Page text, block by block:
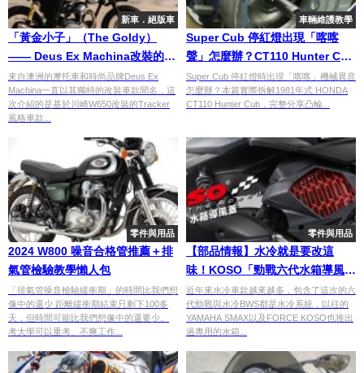
新車．絕版車
「黃金小子」（The Goldy）
—— Deus Ex Machina改裝的極
簡W650
來自澳洲的摩托車和時尚品牌Deus Ex
Machina一直以其獨特的改裝車款聞名，這
次介紹的是基於川崎W650改裝的Tracker
風格車款...
車輛維護教學
Super Cub 停紅燈出現「喀喀
聲」怎麼辦？CT110 Hunter Cub
引擎異音維修實例
Super Cub 停紅燈時出現「喀喀」機械異音
怎麼辦？本篇實際拆解1981年式 HONDA
CT110 Hunter Cub，完整分享凸輪...
零件與用品
2024 W800 噪音合格管推薦＋排
氣管檢驗教學懶人包
「排氣管噪音檢驗緩衝期」的時間比我們想
像中的還少 距離緩衝期結束只剩下100多
天，但時間可能比我們想像中的還要少。
考大學可以重考、不爽工作...
零件與用品
【部品情報】水冷就是要改這
味！KOSO「勁戰六代水箱導風
蓋」
近年來水冷車款越來越多，包含了這次的六
代勁戰與水冷BWS都是水冷系統，以往的
YAMAHA SMAX以及FORCE KOSO也推出
過專用的水箱...